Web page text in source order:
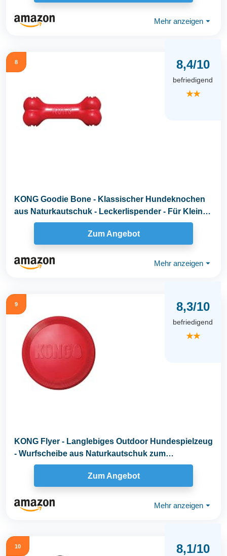
Mehr anzeigen ⏷
8 8,4/10
befriedigend
★★
KONG Goodie Bone - Klassischer Hundeknochen
aus Naturkautschuk - Leckerlispender - Für Kleine
Hunde...
Zum Angebot
Mehr anzeigen ⏷
9 8,3/10
befriedigend
★★
KONG Flyer - Langlebiges Outdoor Hundespielzeug
- Wurfscheibe aus Naturkautschuk zum
Apportieren...
Zum Angebot
Mehr anzeigen ⏷
10 8,1/10